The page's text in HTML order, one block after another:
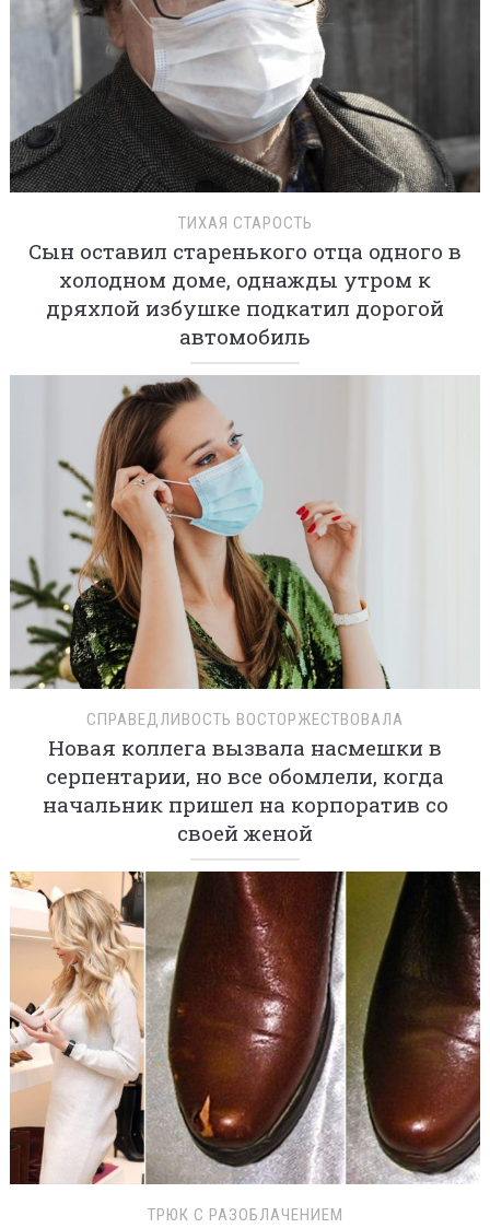
ТИХАЯ СТАРОСТЬ
Сын оставил старенького отца одного в
холодном доме, однажды утром к
дряхлой избушке подкатил дорогой
автомобиль
СПРАВЕДЛИВОСТЬ ВОСТОРЖЕСТВОВАЛА
Новая коллега вызвала насмешки в
серпентарии, но все обомлели, когда
начальник пришел на корпоратив со
своей женой
ТРЮК С РАЗОБЛАЧЕНИЕМ